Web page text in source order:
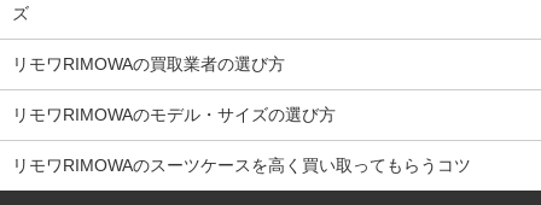
ズ
リモワRIMOWAの買取業者の選び方
リモワRIMOWAのモデル・サイズの選び方
リモワRIMOWAのスーツケースを高く買い取ってもらうコツ